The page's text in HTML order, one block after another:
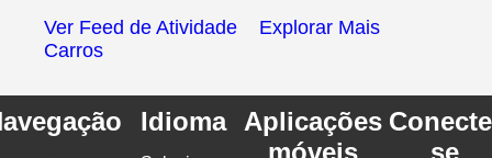
Ver Feed de Atividade
Explorar Mais
Carros
Idioma
Aplicações
móveis
se